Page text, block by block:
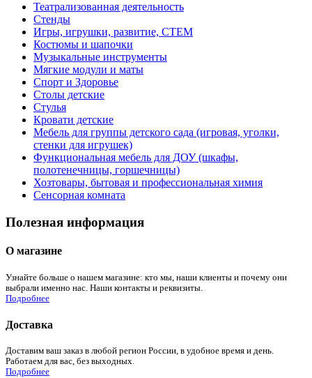
Театрализованная деятельность
Стенды
Игры, игрушки, развитие, СТЕМ
Костюмы и шапочки
Музыкальные инструменты
Мягкие модули и маты
Спорт и Здоровье
Столы детские
Стулья
Кровати детские
Мебель для группы детского сада (игровая, уголки,
стенки для игрушек)
Функциональная мебель для ДОУ (шкафы,
полотенечницы, горшечницы)
Хозтовары, бытовая и профессиональная химия
Сенсорная комната
Полезная информация
О магазине
Узнайте больше о нашем магазине: кто мы, наши клиенты и почему они
выбрали именно нас. Наши контакты и реквизиты.
Подробнее
Доставка
Доставим ваш заказ в любой регион России, в удобное время и день.
Работаем для вас, без выходных.
Подробнее